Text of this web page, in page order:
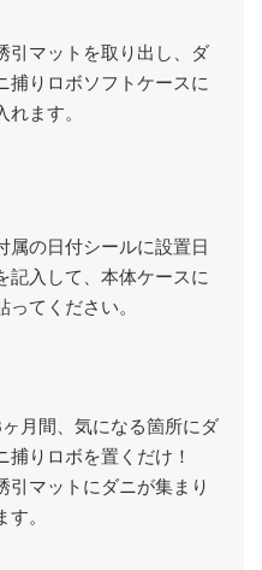
引マットを取り出し、ダ
捕りロボソフトケースに
れます。
属の日付シールに設置日
記入して、本体ケースに
ってください。
月間、気になる箇所にダ
捕りロボを置くだけ！
引マットにダニが集まり
す。